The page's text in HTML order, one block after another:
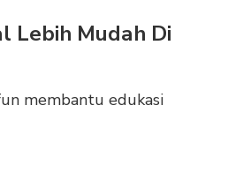
Lebih Mudah Di
membantu edukasi